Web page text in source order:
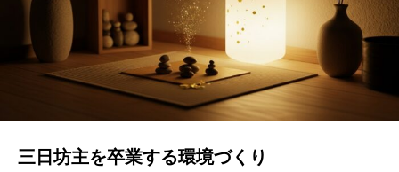
三日坊主を卒業する環境づくり
お知らせ
知能工作研究所